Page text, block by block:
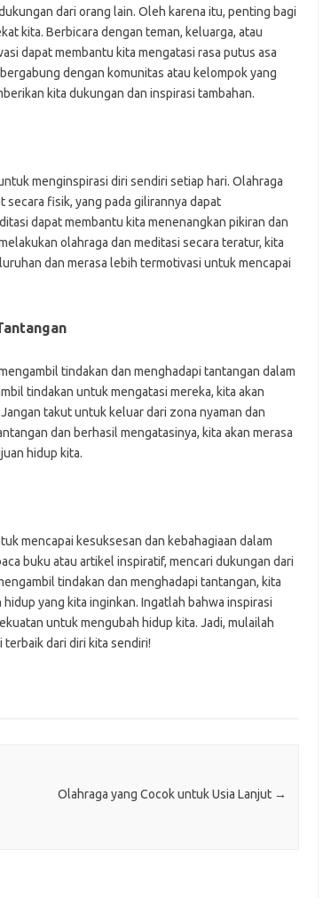
dari orang lain. Oleh karena itu, penting bagi
kita. Berbicara dengan teman, keluarga, atau
dapat membantu kita mengatasi rasa putus asa
dengan komunitas atau kelompok yang
kita dukungan dan inspirasi tambahan.
menginspirasi diri sendiri setiap hari. Olahraga
fisik, yang pada gilirannya dapat
dapat membantu kita menenangkan pikiran dan
olahraga dan meditasi secara teratur, kita
dan merasa lebih termotivasi untuk mencapai
tindakan dan menghadapi tantangan dalam
tindakan untuk mengatasi mereka, kita akan
takut untuk keluar dari zona nyaman dan
dan berhasil mengatasinya, kita akan merasa
hidup kita.
mencapai kesuksesan dan kebahagiaan dalam
buku atau artikel inspiratif, mencari dukungan dari
tindakan dan menghadapi tantangan, kita
yang kita inginkan. Ingatlah bahwa inspirasi
untuk mengubah hidup kita. Jadi, mulailah
dari diri kita sendiri!
Olahraga yang Cocok untuk Usia Lanjut →